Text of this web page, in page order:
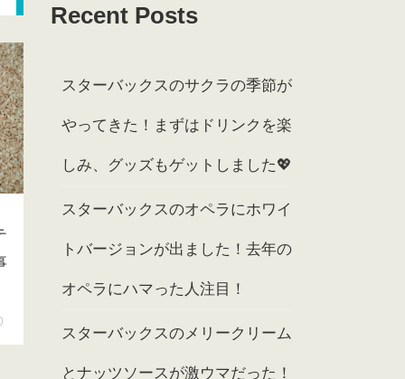
Recent Posts
スターバックスのサクラの季節が
やってきた！まずはドリンクを楽
しみ、グッズもゲットしました💖
スターバックスのオペラにホワイ
トバージョンが出ました！去年の
オペラにハマった人注目！
スターバックスのメリークリーム
とナッツソースが激ウマだった！